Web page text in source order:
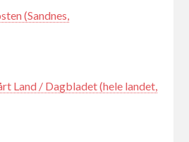
(Sandnes,
Land / Dagbladet (hele landet,